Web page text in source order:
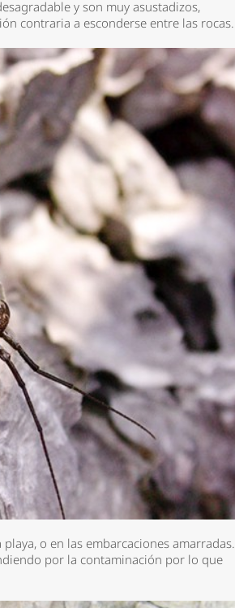
y son muy asustadizos,
contraria a esconderse entre las rocas.
o en las embarcaciones amarradas.
por la contaminación por lo que